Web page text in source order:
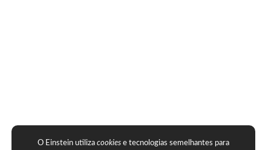
O Einstein utilizacookies e tecnologias semelhantes para